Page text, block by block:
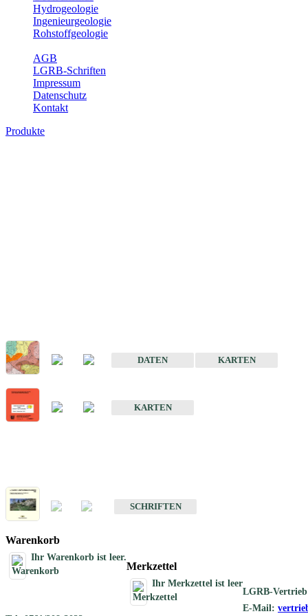
Hydrogeologie
Ingenieurgeologie
Rohstoffgeologie
AGB
LGRB-Schriften
Impressum
Datenschutz
Kontakt
Produkte
DATEN
KARTEN
KARTEN
SCHRIFTEN
Warenkorb
Ihr Warenkorb ist leer.
Merkzettel
Ihr Merkzettel ist leer
LGRB-Vertrieb
E-Mail: